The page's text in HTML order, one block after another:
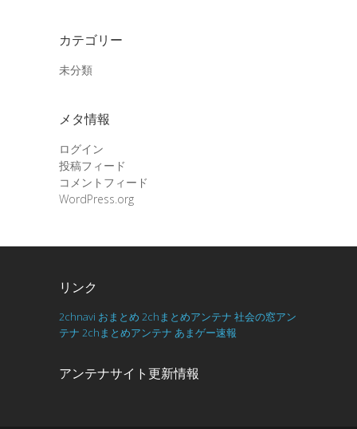
カテゴリー
未分類
メタ情報
ログイン
投稿フィード
コメントフィード
WordPress.org
リンク
2chnavi おまとめ 2chまとめアンテナ 社会の窓アン
テナ 2chまとめアンテナ あまゲー速報
アンテナサイト更新情報